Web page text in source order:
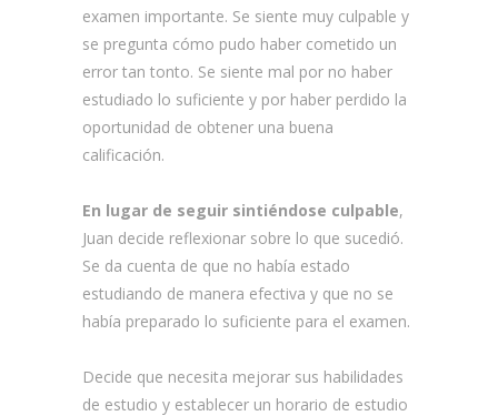
examen importante. Se siente muy culpable y
se pregunta cómo pudo haber cometido un
error tan tonto. Se siente mal por no haber
estudiado lo suficiente y por haber perdido la
oportunidad de obtener una buena
calificación.
En lugar de seguir sintiéndose culpable,
Juan decide reflexionar sobre lo que sucedió.
Se da cuenta de que no había estado
estudiando de manera efectiva y que no se
había preparado lo suficiente para el examen.
Decide que necesita mejorar sus habilidades
de estudio y establecer un horario de estudio